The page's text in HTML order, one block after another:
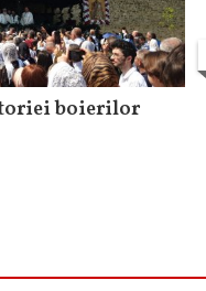
boierilor